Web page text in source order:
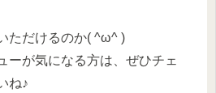
ただけるのか( ^ω^ )
ーが気になる方は、ぜひチェ
ね♪